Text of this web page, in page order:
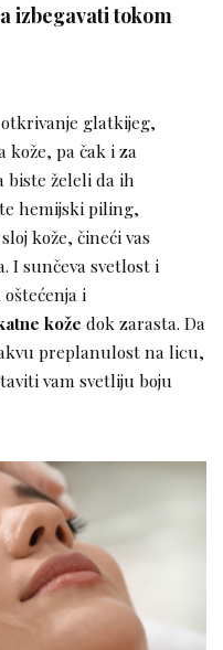
izbegavati tokom
glatkijeg,
kože, pa čak i za
biste želeli da ih
hemijski piling,
kože, čineći vas
I sunčeva svetlost i
i
kože dok zarasta. Da
preplanulost na licu,
vam svetliju boju